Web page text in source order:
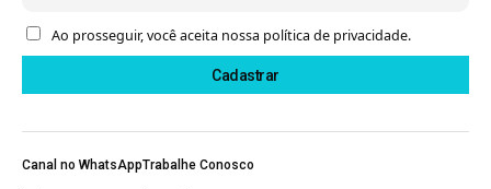
Ao prosseguir, você aceita nossa política de privacidade.
Canal no WhatsAppTrabalhe Conosco